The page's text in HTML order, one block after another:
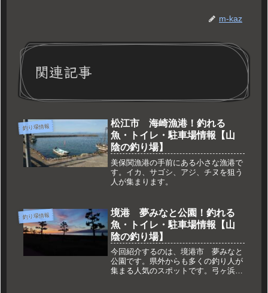
m-kaz
関連記事
釣り場情報
松江市 海崎漁港！釣れる
魚・トイレ・駐車場情報【山
陰の釣り場】
美保関漁港の手前にある小さな漁港で
す。イカ、サゴシ、アジ、チヌを狙う
人が集まります。
釣り場情報
境港 夢みなと公園！釣れる
魚・トイレ・駐車場情報【山
陰の釣り場】
今回紹介するのは、境港市 夢みなと
公園です。県外からも多くの釣り人が
集まる人気のスポットです。弓ヶ浜の